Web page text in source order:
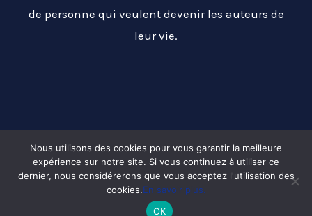
de personne qui veulent devenir les auteurs de
leur vie.
Copyright © 2026 Changer ma vie pour réussir ma vie
Nous utilisons des cookies pour vous garantir la meilleure
expérience sur notre site. Si vous continuez à utiliser ce
dernier, nous considérerons que vous acceptez l'utilisation des
cookies.En savoir plus.
OK